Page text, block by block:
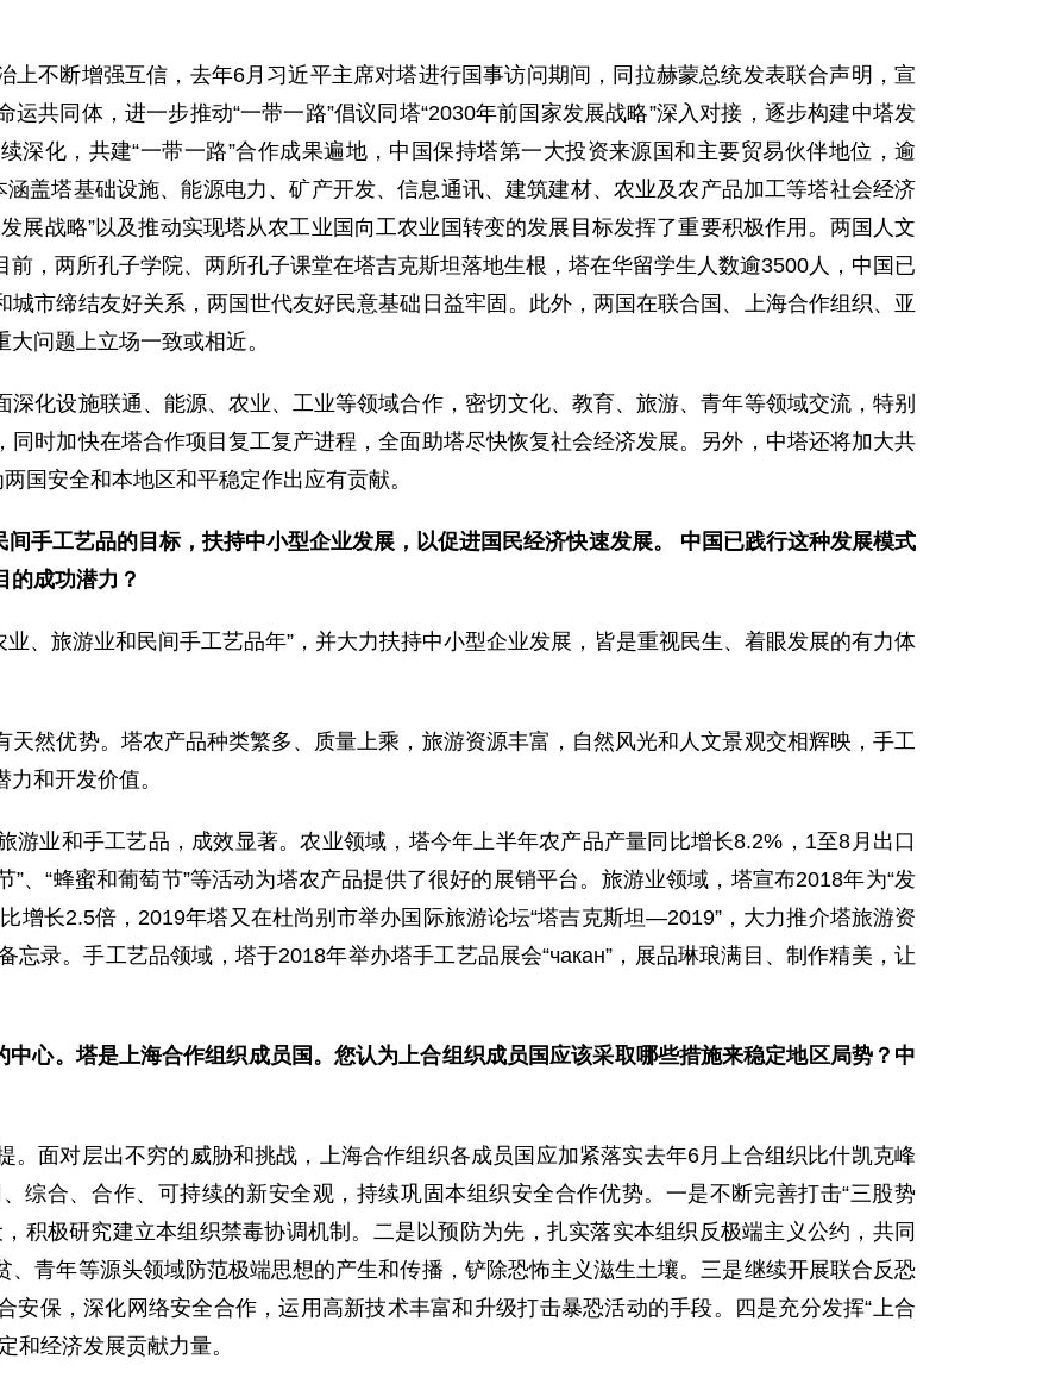
不断增强互信，去年6月习近平主席对塔进行国事访问期间，同拉赫蒙总统发表联合声明，宣
共同体，进一步推动“一带一路”倡议同塔“2030年前国家发展战略”深入对接，逐步构建中塔发
深化，共建“一带一路”合作成果遍地，中国保持塔第一大投资来源国和主要贸易伙伴地位，逾
盖塔基础设施、能源电力、矿产开发、信息通讯、建筑建材、农业及农产品加工等塔社会经济
展战略”以及推动实现塔从农工业国向工农业国转变的发展目标发挥了重要积极作用。两国人文
，两所孔子学院、两所孔子课堂在塔吉克斯坦落地生根，塔在华留学生人数逾3500人，中国已
市缔结友好关系，两国世代友好民意基础日益牢固。此外，两国在联合国、上海合作组织、亚
问题上立场一致或相近。
设施联通、能源、农业、工业等领域合作，密切文化、教育、旅游、青年等领域交流，特别
时加快在塔合作项目复工复产进程，全面助塔尽快恢复社会经济发展。另外，中塔还将加大共
国安全和本地区和平稳定作出应有贡献。
手工艺品的目标，扶持中小型企业发展，以促进国民经济快速发展。 中国已践行这种发展模式
的成功潜力？
旅游业和民间手工艺品年”，并大力扶持中小型企业发展，皆是重视民生、着眼发展的有力体
优势。塔农产品种类繁多、质量上乘，旅游资源丰富，自然风光和人文景观交相辉映，手工
和开发价值。
业和手工艺品，成效显著。农业领域，塔今年上半年农产品产量同比增长8.2%，1至8月出口
”、“蜂蜜和葡萄节”等活动为塔农产品提供了很好的展销平台。旅游业领域，塔宣布2018年为“发
增长2.5倍，2019年塔又在杜尚别市举办国际旅游论坛“塔吉克斯坦—2019”，大力推介塔旅游资
录。手工艺品领域，塔于2018年举办塔手工艺品展会“чакан”，展品琳琅满目、制作精美，让
心。塔是上海合作组织成员国。您认为上合组织成员国应该采取哪些措施来稳定地区局势？中
面对层出不穷的威胁和挑战，上海合作组织各成员国应加紧落实去年6月上合组织比什凯克峰
综合、合作、可持续的新安全观，持续巩固本组织安全合作优势。一是不断完善打击“三股势
积极研究建立本组织禁毒协调机制。二是以预防为先，扎实落实本组织反极端主义公约，共同
青年等源头领域防范极端思想的产生和传播，铲除恐怖主义滋生土壤。三是继续开展联合反恐
安保，深化网络安全合作，运用高新技术丰富和升级打击暴恐活动的手段。四是充分发挥“上合
和经济发展贡献力量。